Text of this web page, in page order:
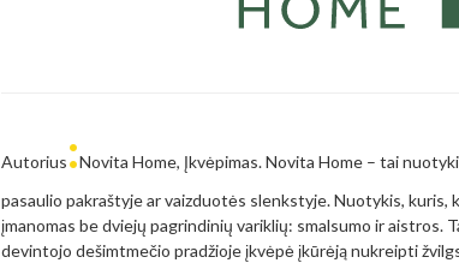
Autorius:Novita Home, Įkvėpimas. Novita Home – tai
pasaulio pakraštyje ar vaizduotės slenkstyje. Nuotykis, kuris,
įmanomas be dviejų pagrindinių variklių: smalsumo ir aistros.
devintojo dešimtmečio pradžioje įkvėpė įkūrėją nukreipti